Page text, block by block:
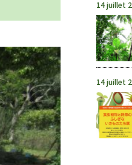
14 juillet
14 juillet